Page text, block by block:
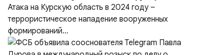
область
Атака на Курскую область в 2024 году –
террористическое нападение вооруженных
формирований...